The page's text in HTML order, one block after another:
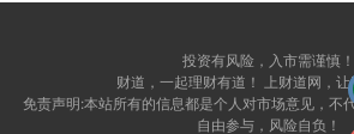
投资有风险，入市需谨慎！
财道，一起理财有道！ 上财道网，
免责声明:本站所有的信息都是个人对市场意见，不
自由参与，风险自负！